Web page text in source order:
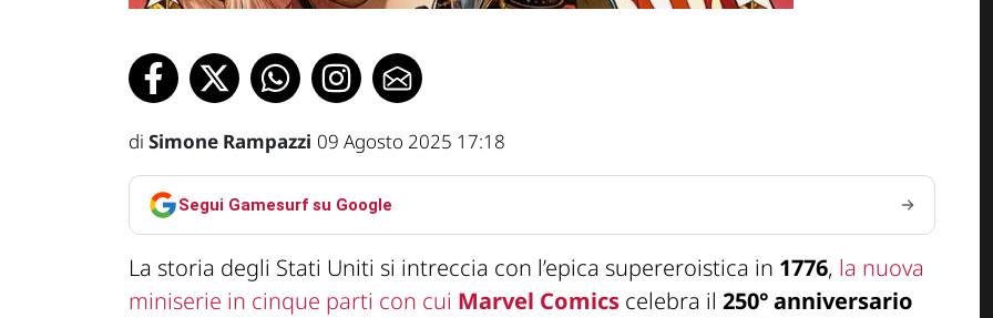
di Simone Rampazzi 09 Agosto 2025 17:18
Segui Gamesurf su Google
La storia degli Stati Uniti si intreccia con l’epica supereroistica in 1776, la nuova
miniserie in cinque parti con cui Marvel Comics celebra il 250° anniversario